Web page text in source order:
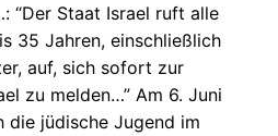
“Der Staat Israel ruft alle
35 Jahren, einschließlich
auf, sich sofort zur
zu melden…” Am 6. Juni
die jüdische Jugend im